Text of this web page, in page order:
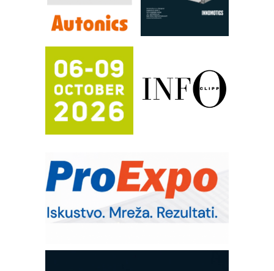
Efikasno upravljanje energijom
Automatizacija pakovanja · Display
Potpuna efikasnost bez složenih
sistema
Trajna oznaka kao dugoročna korist
Bezbednost na prvom mestu!
IB BLUMENAUER - više od 40 godina
poverenja u industriji
– Pametna signalizacija za efikasnije
upravljanje mašinama
Sigurnije ispitivanje transformatora u
solarnim elektranama i vetroparkovima
Pranje točkova na gradilištu- standard
Proizvodnja iC7 Hybrid 1500 VDC